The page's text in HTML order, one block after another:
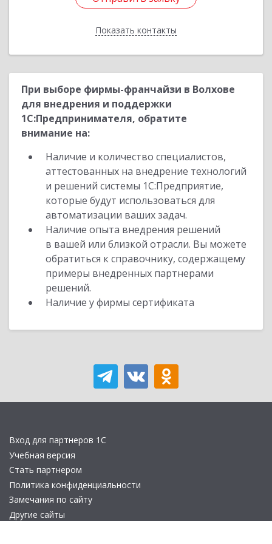
Показать контакты
Назад
При выборе фирмы-франчайзи в Волхове
для внедрения и поддержки
1С:Предпринимателя, обратите
внимание на:
Наличие и количество специалистов,
аттестованных на внедрение технологий
и решений системы 1С:Предприятие,
которые будут использоваться для
автоматизации ваших задач.
Наличие опыта внедрения решений
в вашей или близкой отрасли. Вы можете
обратиться к справочнику, содержащему
примеры внедренных партнерами
решений.
Наличие у фирмы сертификата
Вход для партнеров 1С
Учебная версия
Стать партнером
Политика конфиденциальности
Замечания по сайту
Другие сайты